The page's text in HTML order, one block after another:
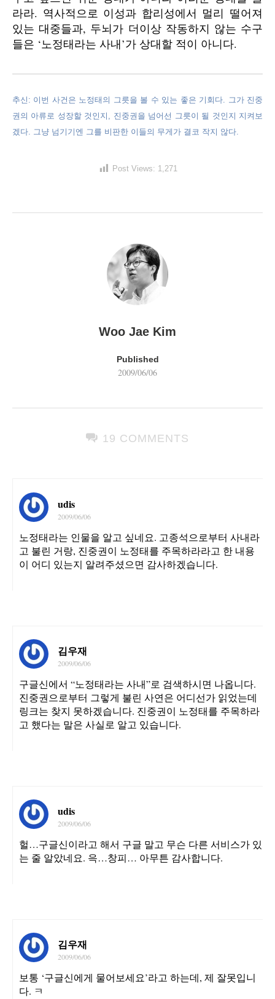
라라. 역사적으로 이성과 합리성에서 멀리 떨어져
있는 대중들과, 두뇌가 더이상 작동하지 않는 수구
들은 ‘노정태라는 사내’가 상대할 적이 아니다.
추신: 이번 사건은 노정태의 그릇을 볼 수 있는 좋은 기회다. 그가 진중
권의 아류로 성장할 것인지, 진중권을 넘어선 그릇이 될 것인지 지켜보
겠다. 그냥 넘기기엔 그를 비판한 이들의 무게가 결코 작지 않다.
Post Views: 1,271
Woo Jae Kim
Published
2009/06/06
19 COMMENTS
udis
2009/06/06
노정태라는 인물을 알고 싶네요. 고종석으로부터 사내라
고 불린 거랑, 진중권이 노정태를 주목하라라고 한 내용
이 어디 있는지 알려주셨으면 감사하겠습니다.
김우재
2009/06/06
구글신에서 “노정태라는 사내”로 검색하시면 나옵니다.
진중권으로부터 그렇게 불린 사연은 어디선가 읽었는데
링크는 찾지 못하겠습니다. 진중권이 노정태를 주목하라
고 했다는 말은 사실로 알고 있습니다.
udis
2009/06/06
헐…구글신이라고 해서 구글 말고 무슨 다른 서비스가 있
는 줄 알았네요. 윽…창피… 아무튼 감사합니다.
김우재
2009/06/06
보통 ‘구글신에게 물어보세요’라고 하는데, 제 잘못입니
다. ㅋ